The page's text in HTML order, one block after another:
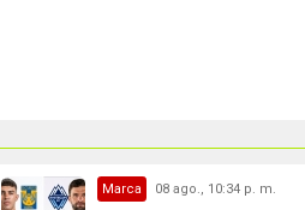
Marca 08 ago., 10:34 p. m.